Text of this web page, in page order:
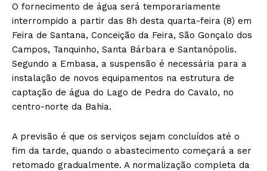
O fornecimento de água será temporariamente
interrompido a partir das 8h desta quarta-feira (8) em
Feira de Santana, Conceição da Feira, São Gonçalo dos
Campos, Tanquinho, Santa Bárbara e Santanópolis.
Segundo a Embasa, a suspensão é necessária para a
instalação de novos equipamentos na estrutura de
captação de água do Lago de Pedra do Cavalo, no
centro-norte da Bahia.
A previsão é que os serviços sejam concluídos até o
fim da tarde, quando o abastecimento começará a ser
retomado gradualmente. A normalização completa da